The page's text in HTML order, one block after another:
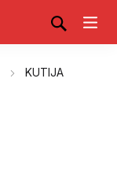
KUTIJA